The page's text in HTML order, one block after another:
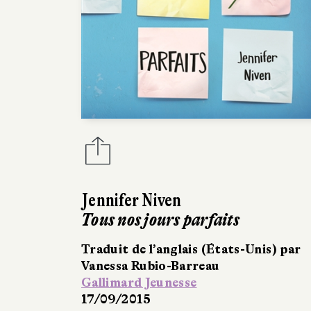
Jennifer Niven
Tous nos jours parfaits
Traduit de l’anglais (États-Unis) par
Vanessa Rubio-Barreau
Gallimard Jeunesse
17/09/2015